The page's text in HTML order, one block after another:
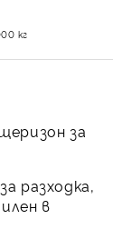
кг
за
разходка,
в